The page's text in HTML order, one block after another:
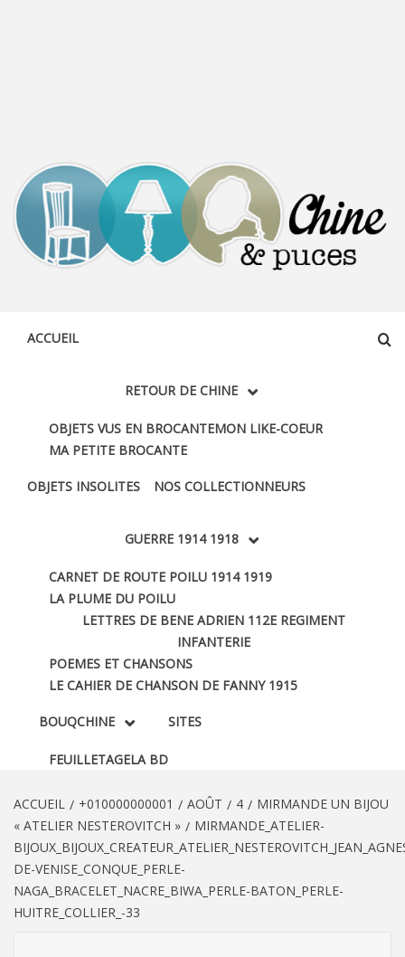
ACCUEIL
RETOUR DE CHINE
OBJETS VUS EN BROCANTEMON LIKE-COEUR
MA PETITE BROCANTE
OBJETS INSOLITES NOS COLLECTIONNEURS
GUERRE 1914 1918
CARNET DE ROUTE POILU 1914 1919
LA PLUME DU POILU
LETTRES DE BENE ADRIEN 112E REGIMENT
INFANTERIE
POEMES ET CHANSONS
LE CAHIER DE CHANSON DE FANNY 1915
BOUQCHINE
FEUILLETAGELA BD
SITES
ACCUEIL +010000000001 AOÛT 4
MIRMANDE UN BIJOU
« ATELIER NESTEROVITCH »
MIRMANDE_ATELIER-
DE-VENISE_CONQUE_PERLE-
NAGA_BRACELET_NACRE_BIWA_PERLE-BATON_PERLE-
HUITRE_COLLIER_-33